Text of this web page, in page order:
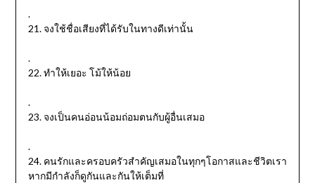
.
21. จงใช้ชื่อเสียงที่ได้รับในทางดีเท่านั้น
.
22. ทำให้เยอะ โม้ให้น้อย
.
23. จงเป็นคนอ่อนน้อมถ่อมตนกับผู้อื่นเสมอ
.
24. คนรักและครอบครัวสำคัญเสมอในทุกๆโอกาสและชีวิตเรา
หากมีกำลังก็ดูกันและกันให้เต็มที่